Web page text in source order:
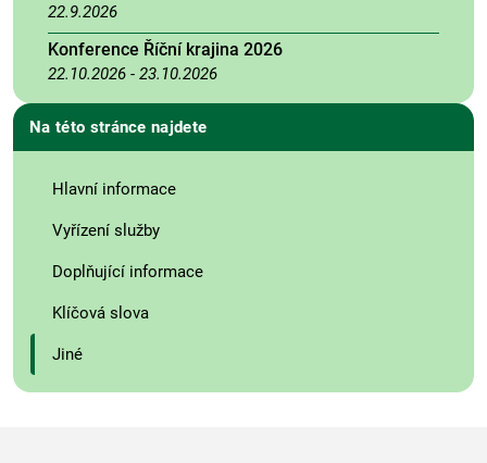
22.9.2026
Konference Říční krajina 2026
22.10.2026 - 23.10.2026
Na této stránce najdete
Hlavní informace
Vyřízení služby
Doplňující informace
Klíčová slova
Jiné